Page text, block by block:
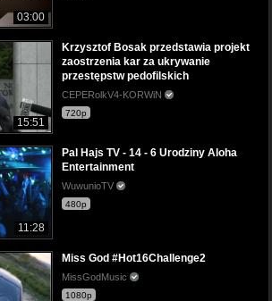
03:00
15:51
Krzysztof Bosak przedstawia projekt
zaostrzenia kar za ukrywanie
przestępstw pedofilskich
CEPERolkV4-KORWiN
720p
11:28
Pal Hajs TV - 14 - 6 Urodziny Aloha
Entertainment
WuwunioTV
480p
Miss God #Hot16Challenge2
MissGodMusic
1080p